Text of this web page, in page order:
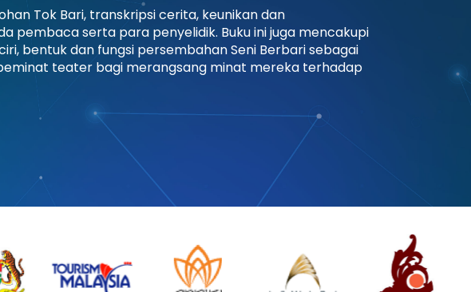
Tok Bari, transkripsi cerita, keunikan dan
pembaca serta para penyelidik. Buku ini juga mencakupi
bentuk dan fungsi persembahan Seni Berbari sebagai
teater bagi merangsang minat mereka terhadap